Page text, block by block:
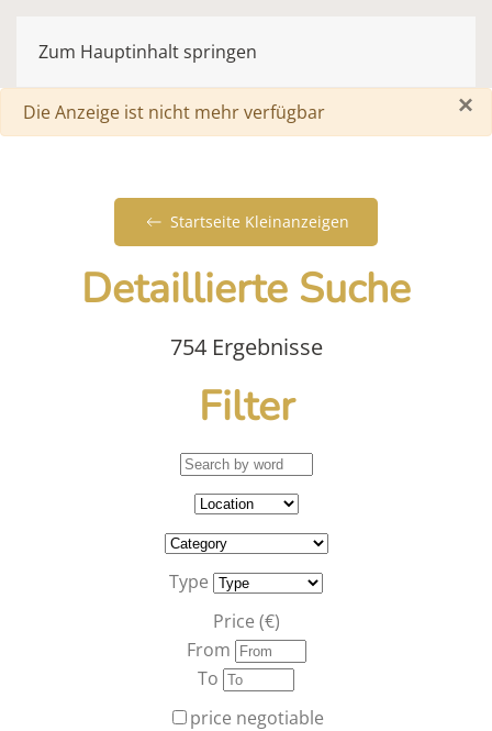
Zum Hauptinhalt springen
×
Warnung
Die Anzeige ist nicht mehr verfügbar
Startseite Kleinanzeigen
Detaillierte Suche
754 Ergebnisse
Filter
Type
Price (€)
From
To
price negotiable